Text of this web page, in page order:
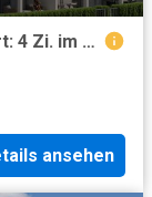
70% verkauft: Ihr privater Rückzugsort: 4 Zi. im 2. OG mit Balkon KfW55
ansehen